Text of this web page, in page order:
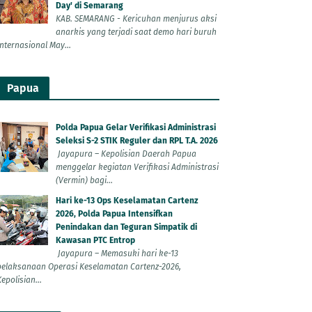
Day' di Semarang
KAB. SEMARANG - Kericuhan menjurus aksi
anarkis yang terjadi saat demo hari buruh
May...
Papua
Polda Papua Gelar Verifikasi Administrasi
Seleksi S-2 STIK Reguler dan RPL T.A. 2026
Jayapura – Kepolisian Daerah Papua
menggelar kegiatan Verifikasi Administrasi
(Vermin) bagi...
Hari ke-13 Ops Keselamatan Cartenz
2026, Polda Papua Intensifkan
Penindakan dan Teguran Simpatik di
Kawasan PTC Entrop
Jayapura – Memasuki hari ke-13
Operasi Keselamatan Cartenz-2026,